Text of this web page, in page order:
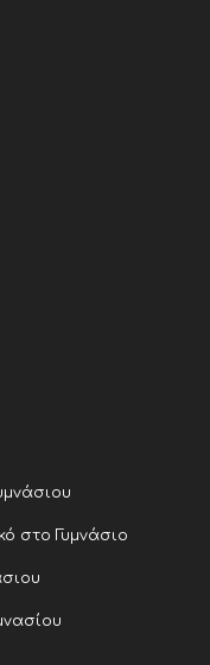
στο Γυμνάσιο